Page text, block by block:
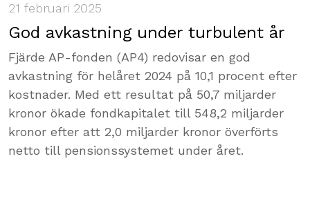
21 februari 2025
God avkastning under turbulent år
Fjärde AP-fonden (AP4) redovisar en god
avkastning för helåret 2024 på 10,1 procent efter
kostnader. Med ett resultat på 50,7 miljarder
kronor ökade fondkapitalet till 548,2 miljarder
kronor efter att 2,0 miljarder kronor överförts
netto till pensionssystemet under året.